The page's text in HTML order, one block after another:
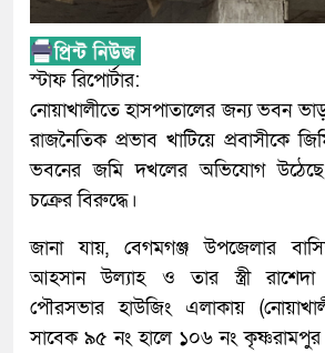
স্টাফ রিপোর্টার:
নোয়াখালীতে হাসপাতালের জন্য ভবন
রাজনৈতিক প্রভাব খাটিয়ে প্রবাসীকে
ভবনের জমি দখলের অভিযোগ উঠেছে
চক্রের বিরুদ্ধে।
জানা যায়, বেগমগঞ্জ উপজেলার
আহসান উল্যাহ ও তার স্ত্রী রাশেদা
পৌরসভার হাউজিং এলাকায়
সাবেক ৯৫ নং হালে ১০৬ নং